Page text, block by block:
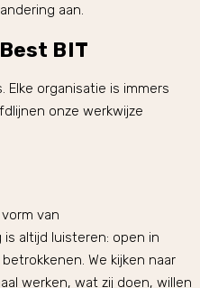
aan.
BIT
Elke organisatie is immers
onze werkwijze
van
altijd luisteren: open in
We kijken naar
werken, wat zij doen, willen